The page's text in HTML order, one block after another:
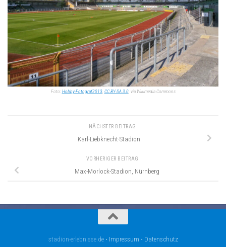
Foto:Hobby-Fotograf2013, CC BY-SA 3.0, via Wikimedia Commons
NÄCHSTER BEITRAG
Karl-Liebknecht-Stadion
VORHERIGER BEITRAG
Max-Morlock-Stadion, Nürnberg
stadion-erlebnisse.de • Impressum • Datenschutz